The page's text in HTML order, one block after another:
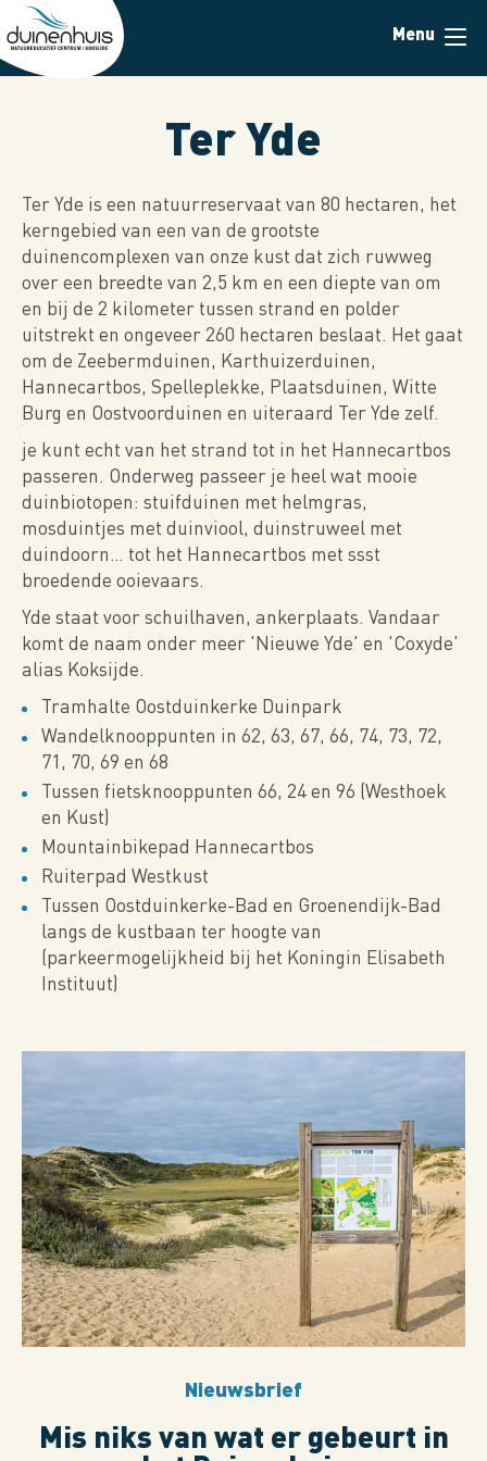
Overslaan
en
naar
Menu
Ter Yde
Ter Yde is een natuurreservaat van 80 hectaren, het
kerngebied van een van de grootste
duinencomplexen van onze kust dat zich ruwweg
over een breedte van 2,5 km en een diepte van om
en bij de 2 kilometer tussen strand en polder
uitstrekt en ongeveer 260 hectaren beslaat. Het gaat
om de Zeebermduinen, Karthuizerduinen,
Hannecartbos, Spelleplekke, Plaatsduinen, Witte
Burg en Oostvoorduinen en uiteraard Ter Yde zelf.
je kunt echt van het strand tot in het Hannecartbos
passeren. Onderweg passeer je heel wat mooie
duinbiotopen: stuifduinen met helmgras,
mosduintjes met duinviool, duinstruweel met
duindoorn… tot het Hannecartbos met ssst
broedende ooievaars.
Yde staat voor schuilhaven, ankerplaats. Vandaar
komt de naam onder meer 'Nieuwe Yde' en 'Coxyde'
alias Koksijde.
Tramhalte Oostduinkerke Duinpark
Wandelknooppunten in 62, 63, 67, 66, 74, 73, 72,
71, 70, 69 en 68
Tussen fietsknooppunten 66, 24 en 96 (Westhoek
en Kust)
Mountainbikepad Hannecartbos
Ruiterpad Westkust
Tussen Oostduinkerke-Bad en Groenendijk-Bad
langs de kustbaan ter hoogte van
(parkeermogelijkheid bij het Koningin Elisabeth
Instituut)
Nieuwsbrief
Mis niks van wat er gebeurt in